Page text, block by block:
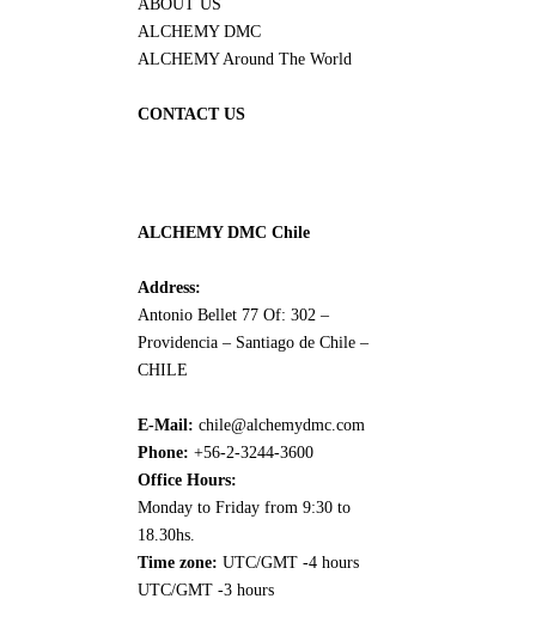
ABOUT US
ALCHEMY DMC
ALCHEMY Around The World
CONTACT US
ALCHEMY DMC Chile
Address:
Antonio Bellet 77 Of: 302 –
Providencia – Santiago de Chile –
CHILE
E-Mail: chile@alchemydmc.com
Phone: +56-2-3244-3600
Office Hours:
Monday to Friday from 9:30 to
18.30hs.
Time zone: UTC/GMT -4 hours
UTC/GMT -3 hours